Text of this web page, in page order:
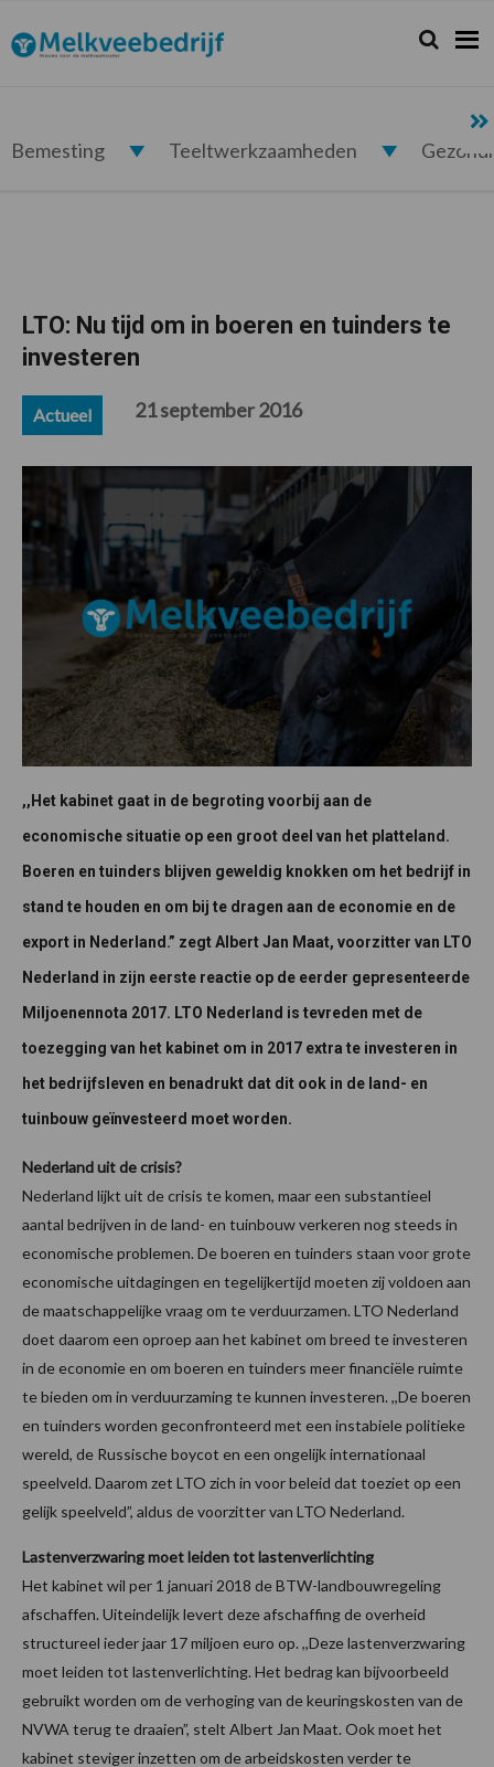
de
hoofdnavigatie
de
hoofd
de
eerste
de
voettekst
Melkveebedrijf.nl Zoeken...
Zoek
Bemesting Teeltwerkzaamheden
LTO: Nu tijd om in boeren en tuinders te
investeren
Actueel 21 september 2016
,,Het kabinet gaat in de begroting voorbij aan de
economische situatie op een groot deel van het platteland.
Boeren en tuinders blijven geweldig knokken om het bedrijf in
stand te houden en om bij te dragen aan de economie en de
export in Nederland.” zegt Albert Jan Maat, voorzitter van LTO
Nederland in zijn eerste reactie op de eerder gepresenteerde
Miljoenennota 2017. LTO Nederland is tevreden met de
toezegging van het kabinet om in 2017 extra te investeren in
het bedrijfsleven en benadrukt dat dit ook in de land- en
tuinbouw geïnvesteerd moet worden.
Nederland uit de crisis?
Nederland lijkt uit de crisis te komen, maar een substantieel
aantal bedrijven in de land- en tuinbouw verkeren nog steeds in
economische problemen. De boeren en tuinders staan voor grote
economische uitdagingen en tegelijkertijd moeten zij voldoen aan
de maatschappelijke vraag om te verduurzamen. LTO Nederland
doet daarom een oproep aan het kabinet om breed te investeren
in de economie en om boeren en tuinders meer financiële ruimte
te bieden om in verduurzaming te kunnen investeren. ,,De boeren
en tuinders worden geconfronteerd met een instabiele politieke
wereld, de Russische boycot en een ongelijk internationaal
speelveld. Daarom zet LTO zich in voor beleid dat toeziet op een
gelijk speelveld”, aldus de voorzitter van LTO Nederland.
Lastenverzwaring moet leiden tot lastenverlichting
Het kabinet wil per 1 januari 2018 de BTW-landbouwregeling
afschaffen. Uiteindelijk levert deze afschaffing de overheid
structureel ieder jaar 17 miljoen euro op. ,,Deze lastenverzwaring
moet leiden tot lastenverlichting. Het bedrag kan bijvoorbeeld
gebruikt worden om de verhoging van de keuringskosten van de
NVWA terug te draaien”, stelt Albert Jan Maat. Ook moet het
kabinet steviger inzetten om de arbeidskosten verder te